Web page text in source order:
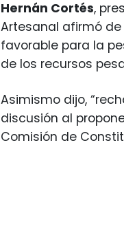
Hernán Cortés,
Artesanal afirmó
favorable para la
de los recursos
Asimismo dijo,
discusión al
Comisión de